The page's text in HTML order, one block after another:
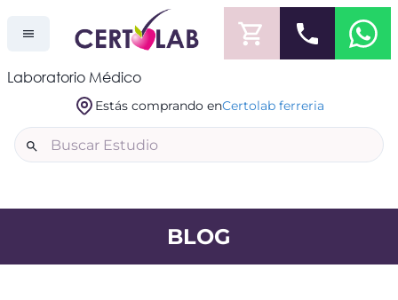
Laboratorio Médico
Estás comprando enCertolab ferreria
BLOG